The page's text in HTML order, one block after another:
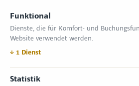
Zimper Media GmbH
Reinhardtstr. 31, 10117 Berlin
Tel.: +49 (0) 30 814 50 12 600
office@kommunal.de
ÖFFNUNGSZEITEN MESSE
Funktional
Dienste, die für Komfort- und
Website verwendet werden.
↓ 1 Dienst
Statistik